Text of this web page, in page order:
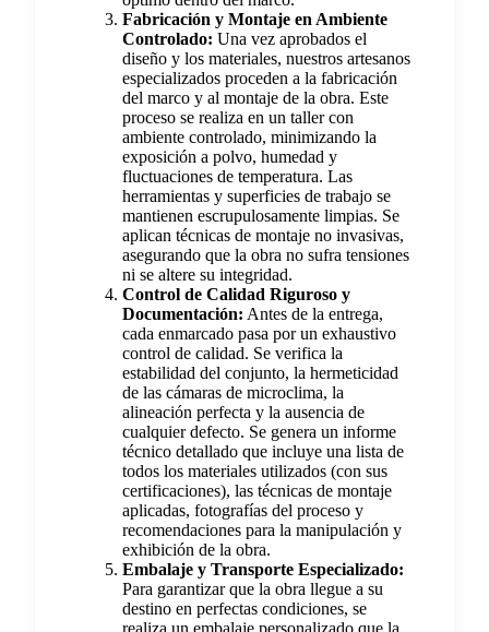
Fabricación y Montaje en Ambiente
Controlado: Una vez aprobados el
diseño y los materiales, nuestros artesanos
especializados proceden a la fabricación
del marco y al montaje de la obra. Este
proceso se realiza en un taller con
ambiente controlado, minimizando la
exposición a polvo, humedad y
fluctuaciones de temperatura. Las
herramientas y superficies de trabajo se
mantienen escrupulosamente limpias. Se
aplican técnicas de montaje no invasivas,
asegurando que la obra no sufra tensiones
ni se altere su integridad.
Control de Calidad Riguroso y
Documentación: Antes de la entrega,
cada enmarcado pasa por un exhaustivo
control de calidad. Se verifica la
estabilidad del conjunto, la hermeticidad
de las cámaras de microclima, la
alineación perfecta y la ausencia de
cualquier defecto. Se genera un informe
técnico detallado que incluye una lista de
todos los materiales utilizados (con sus
certificaciones), las técnicas de montaje
aplicadas, fotografías del proceso y
recomendaciones para la manipulación y
exhibición de la obra.
Embalaje y Transporte Especializado:
Para garantizar que la obra llegue a su
destino en perfectas condiciones, se
realiza un embalaje personalizado que la